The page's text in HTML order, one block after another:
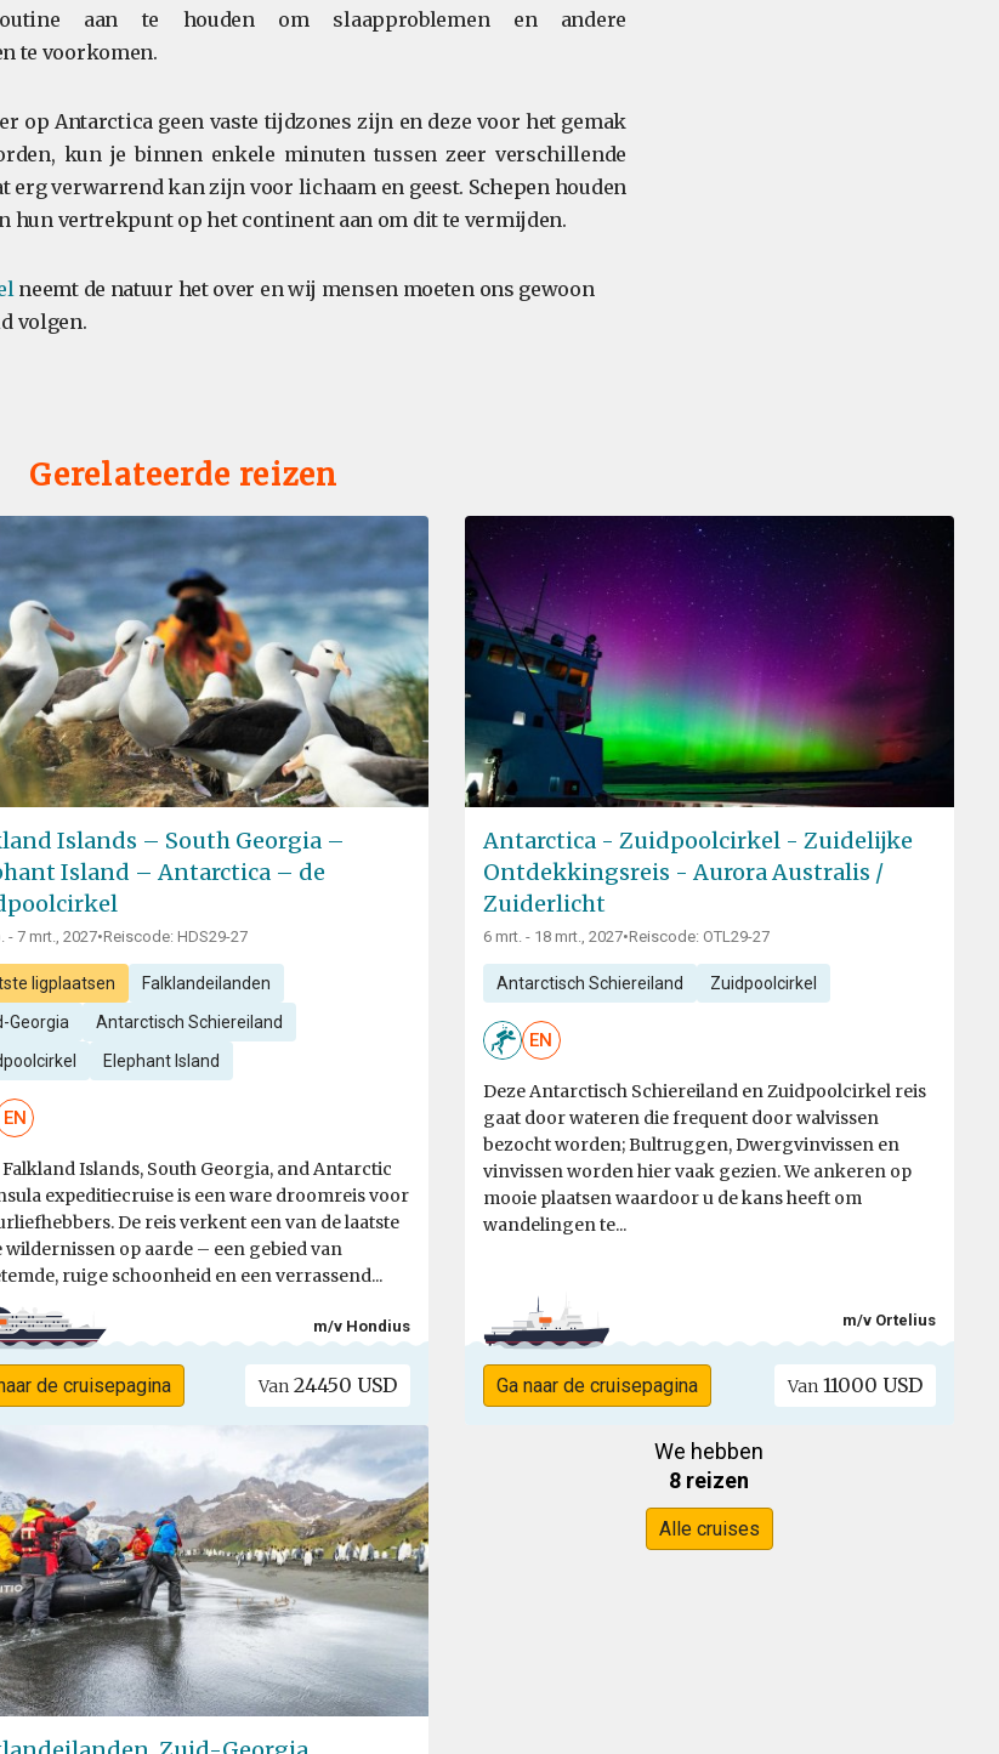
aan te houden om slaapproblemen en andere
te voorkomen.
op Antarctica geen vaste tijdzones zijn en deze voor het gemak
kun je binnen enkele minuten tussen zeer verschillende
erg verwarrend kan zijn voor lichaam en geest. Schepen houden
hun vertrekpunt op het continent aan om dit te vermijden.
neemt de natuur het over en wij mensen moeten ons gewoon
volgen.
Gerelateerde reizen
Islands – South Georgia –
Island – Antarctica – de
- 7 mrt., 2027•Reiscode: HDS29-27
ligplaatsen Falklandeilanden
Georgia Antarctisch Schiereiland
Elephant Island
EN
Falkland Islands, South Georgia, and Antarctic
expeditiecruise is een ware droomreis voor
De reis verkent een van de laatste
wildernissen op aarde – een gebied van
ruige schoonheid en een verrassend...
m/v Hondius
de cruisepagina Van24450 USD
Antarctica - Zuidpoolcirkel - Zuidelijke
Ontdekkingsreis - Aurora Australis /
Zuiderlicht
6 mrt. - 18 mrt., 2027•Reiscode: OTL29-27
Antarctisch Schiereiland Zuidpoolcirkel
EN
Deze Antarctisch Schiereiland en Zuidpoolcirkel reis
gaat door wateren die frequent door walvissen
bezocht worden; Bultruggen, Dwergvinvissen en
vinvissen worden hier vaak gezien. We ankeren op
mooie plaatsen waardoor u de kans heeft om
wandelingen te...
m/v Ortelius
Ga naar de cruisepagina Van 11000 USD
We hebben
8 reizen
Alle cruises